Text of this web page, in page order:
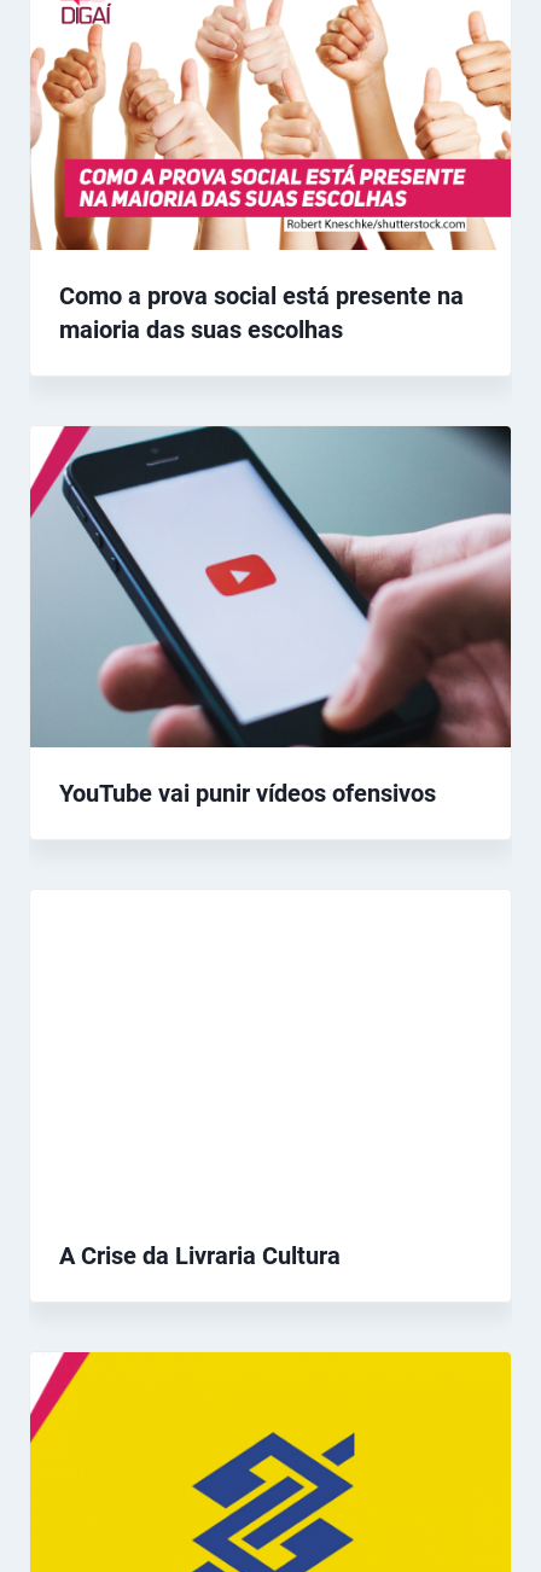
Como a prova social está presente na
maioria das suas escolhas
YouTube vai punir vídeos ofensivos
A Crise da Livraria Cultura